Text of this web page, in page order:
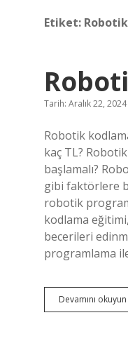
Etiket:
Tarih: Aralık 22, 2024
Robotik
kaç TL?
başlamalı?
gibi faktörlere
robotik
kodlama
becerileri
programlama
Devamını okuyun